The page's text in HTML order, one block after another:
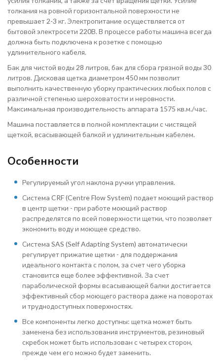
толкания на ровной горизонтальной поверхности не
превышает 2-3 кг. Электропитание осуществляется от
бытовой электросети 220В. В процессе работы машина всегда
должна быть подключена к розетке с помощью
удлинительного кабеля.
Бак для чистой воды 28 литров, бак для сбора грязной воды 30
литров. Дисковая щетка диаметром 450 мм позволит
выполнить качественную уборку практических любых полов с
различной степенью шероховатости и неровности.
Максимальная производительность аппарата 1575 кв.м./час.
Машина поставляется в полной комплектации с чистящей
щеткой, всасывающей балкой и удлинительным кабелем.
Особенности
Регулируемый угол наклона ручки управления.
Система CRF (Centre Flow System) подает моющий раствор
в центр щетки - при работе моющий раствор
распределятся по всей поверхности щетки, что позволяет
экономить воду и моющее средство.
Система SAS (Self Adapting System) автоматически
регулирует прижатие щетки - для поддержания
идеального контакта с полом, за счет чего уборка
становится еще более эффективной. За счет
параболической формы всасывающей балки достигается
эффективный сбор моющего раствора даже на поворотах
и труднодоступных поверхностях.
Все компоненты легко доступны: щетка может быть
заменена без использования инструментов, резиновый
скребок может быть использован с четырех сторон,
прежде чем его можно будет заменить.